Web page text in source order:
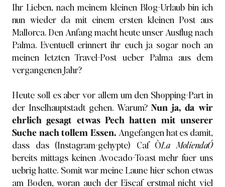
Ihr Lieben, nachmeinem kleinen Blog-Urlaub bin ich
nun wieder da mit einem ersten kleinen Post aus
Mallorca. Den Anfang macht heute unser Ausflug nach
Palma. Eventuell erinnert ihr euch ja sogar noch an
meinen letzten Travel-Post ueber Palma aus dem
vergangenen Jahr?
Heute soll es aber vor allem um den Shopping-Part in
der Inselhauptstadt gehen. Warum? Nun ja, da wir
ehrlich gesagt etwas Pech hatten mit unserer
Suche nach tollem Essen. Angefangen hat es damit,
dass das (Instagram-gehypte) Caf ÒLa MoliendaÓ
bereits mittags keinen Avocado-Toast mehr fuer uns
uebrig hatte. Somit war meine Laune hier schon etwas
am Boden, woran auch der Eiscaf erstmal nicht viel